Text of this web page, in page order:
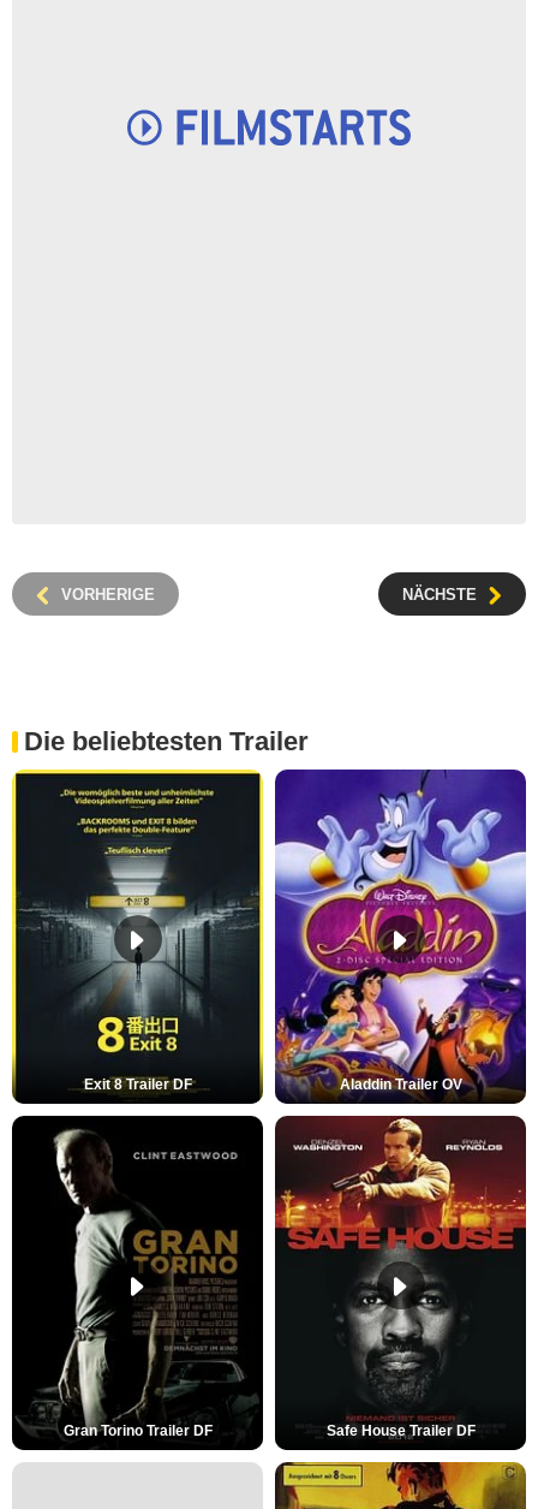
VORHERIGE NÄCHSTE
Die beliebtesten Trailer
Exit 8 Trailer DF Aladdin Trailer OV
Gran Torino Trailer DF Safe House Trailer DF